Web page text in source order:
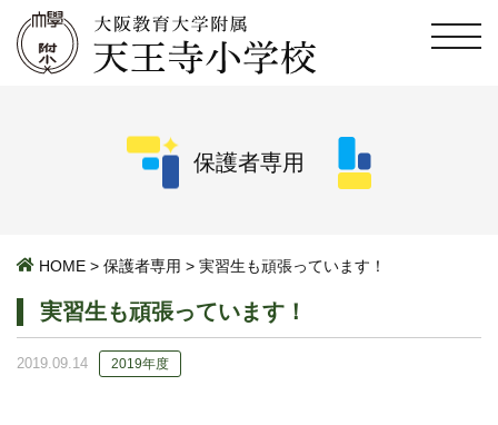
保護者専用
HOME > 保護者専用 > 実習生も頑張っています！
実習生も頑張っています！
2019.09.14 2019年度